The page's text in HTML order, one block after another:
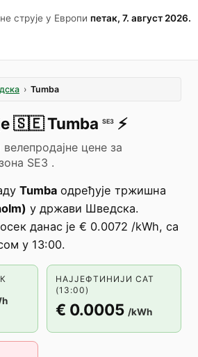
струје у Европи петак, 7. август 2026.
› Tumba
🇸🇪Tumba SE3 ⚡️
цене за
SE3 .
Tumba одређује тржишна
у држави Шведска.
данас је € 0.0072 /kWh, са
у 13:00.
НАЈЈЕФТИНИЈИ САТ
(13:00)
€ 0.0005 /kWh